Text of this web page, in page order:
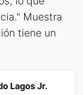
Muestra
tiene un
Lagos Jr.